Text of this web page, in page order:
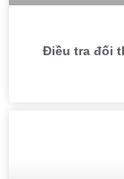
Điều tra đối